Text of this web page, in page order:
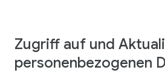
Zugriff auf und
personenbezogenen